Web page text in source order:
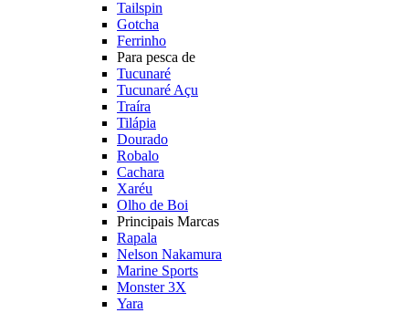
Tailspin
Gotcha
Ferrinho
Para pesca de
Tucunaré
Tucunaré Açu
Traíra
Tilápia
Dourado
Robalo
Cachara
Xaréu
Olho de Boi
Principais Marcas
Rapala
Nelson Nakamura
Marine Sports
Monster 3X
Yara